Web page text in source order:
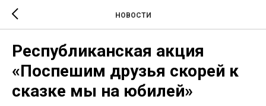
НОВОСТИ
Республиканская акция
«Поспешим друзья скорей к
сказке мы на юбилей»